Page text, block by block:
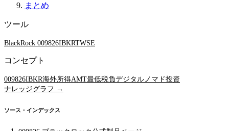
まとめ
ツール
BlackRock 009826IBKRTWSE
コンセプト
009826IBKR海外所得AMT最低税負デジタルノマド投資
ナレッジグラフ →
ソース・インデックス